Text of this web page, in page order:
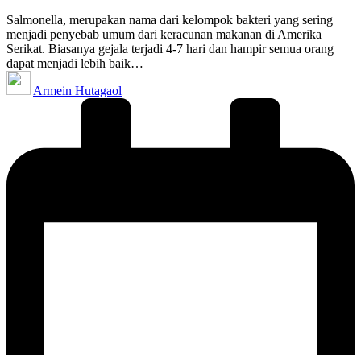
Salmonella, merupakan nama dari kelompok bakteri yang sering
menjadi penyebab umum dari keracunan makanan di Amerika
Serikat. Biasanya gejala terjadi 4-7 hari dan hampir semua orang
dapat menjadi lebih baik…
Posted
by
Armein Hutagaol